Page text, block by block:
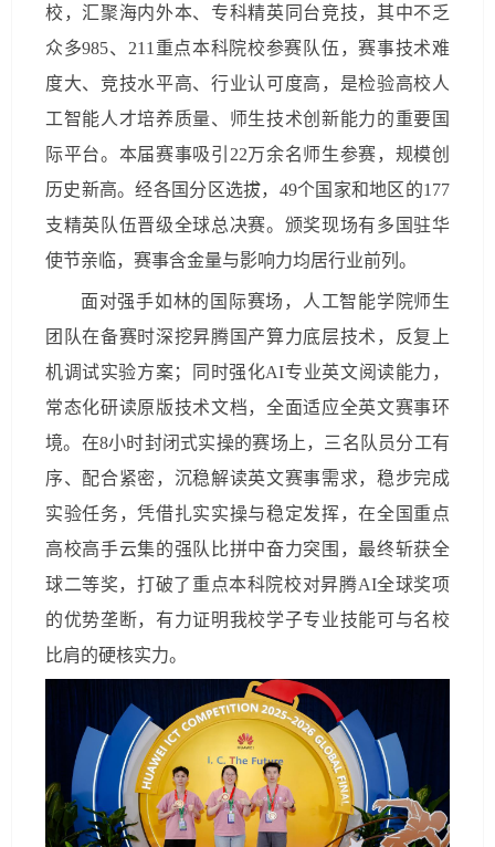
校，汇聚海内外本、专科精英同台竞技，其中不乏
众多985、211重点本科院校参赛队伍，赛事技术难
度大、竞技水平高、行业认可度高，是检验高校人
工智能人才培养质量、师生技术创新能力的重要国
际平台。本届赛事吸引22万余名师生参赛，规模创
历史新高。经各国分区选拔，49个国家和地区的177
支精英队伍晋级全球总决赛。颁奖现场有多国驻华
使节亲临，赛事含金量与影响力均居行业前列。
面对强手如林的国际赛场，人工智能学院师生
团队在备赛时深挖昇腾国产算力底层技术，反复上
机调试实验方案；同时强化AI专业英文阅读能力，
常态化研读原版技术文档，全面适应全英文赛事环
境。在8小时封闭式实操的赛场上，三名队员分工有
序、配合紧密，沉稳解读英文赛事需求，稳步完成
实验任务，凭借扎实实操与稳定发挥，在全国重点
高校高手云集的强队比拼中奋力突围，最终斩获全
球二等奖，打破了重点本科院校对昇腾AI全球奖项
的优势垄断，有力证明我校学子专业技能可与名校
比肩的硬核实力。